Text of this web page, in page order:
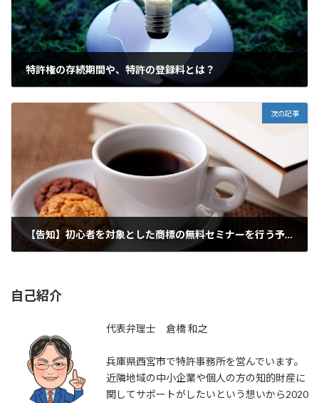
特許権の存続期間や、特許の登録料とは？
次の記事
【告知】初心者を対象とした商標の無料セミナーを行う予定です
自己紹介
代表弁理士 倉橋 和之
兵庫県西宮市で特許事務所を営んでいます。
近隣地域の中小企業や個人の方の知的財産に
関してサポートがしたいという想いから2020